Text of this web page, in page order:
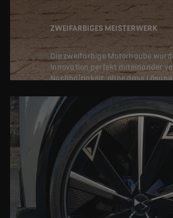
ZWEIFARBIGES MEISTERWERK
Die zweifarbige Motorhaube
Innovation perfekt miteinander
Nachhaltigkeit, ohne dass